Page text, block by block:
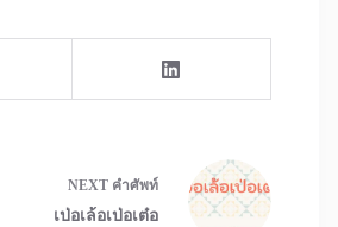
NEXT คำศัพท์
เป่อเล้อเป่อเต๋อ